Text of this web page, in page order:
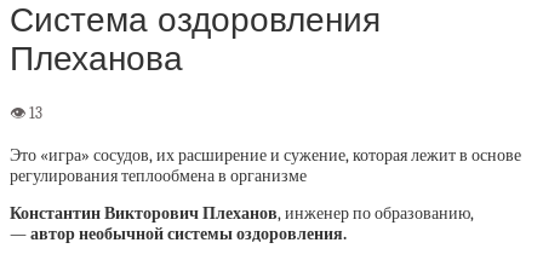
Система оздоровления
Плеханова
Это «игра» сосудов, их расширение и сужение, которая лежит в основе
регулирования теплообмена в организме
Константин Викторович Плеханов, инженер по образованию,
—автор необычной системы оздоровления.